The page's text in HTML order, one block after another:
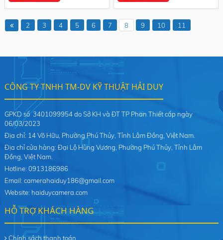
2 3 4 5 6 7 8 9 10 11
CÔNG TY TNHH TM-DV KỸ THUẬT HẢI DUY
GPKD số 3401099954 do Sở KH và ĐT TP Phan Thiết cấp ngày
06/03/2023
Địa chỉ: 14 Võ Hữu, Phường Phú Thủy, Tỉnh Lâm Đồng, Việt Nam.
Địa chỉ cửa hàng: Đại Lộ Hùng Vương, Phường Phú Thủy, Tỉnh Lâm
Đồng, Việt Nam.
Hotline: 0913186986
Email: camerahaiduy186@gmail.com
Website: haiduycamera.com
HỖ TRỢ KHÁCH HÀNG
Chính sách thanh toán